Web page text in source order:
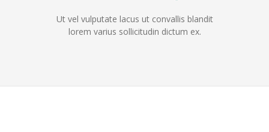
Ut vel vulputate lacus ut convallis blandit
lorem varius sollicitudin dictum ex.